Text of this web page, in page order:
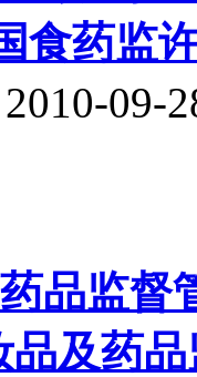
食药监
09-
品监督
品及药